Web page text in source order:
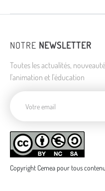
NOTRE NEWSLETTER
Toutes les actualités,
l'animation et l'éducation
Copyright Cemea pour tous